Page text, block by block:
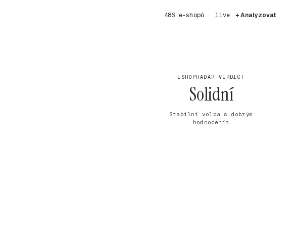
486 e-shopů · live + Analyzovat
ESHOPRADAR VERDICT
Solidní
Stabilní volba s dobrým
hodnocením